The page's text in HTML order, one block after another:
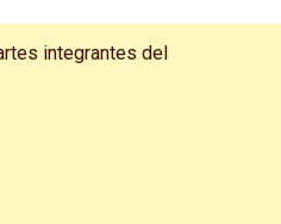
integrantes del